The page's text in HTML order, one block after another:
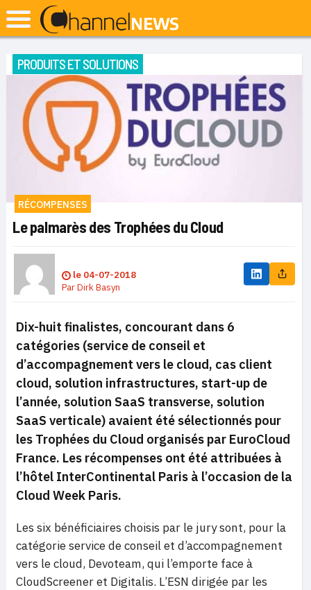
PRODUITS ET SOLUTIONS
RÉCOMPENSES
Le palmarès des Trophées du Cloud
le 04-07-2018
ParDirk Basyn
Dix-huit finalistes, concourant dans 6
catégories (service de conseil et
d’accompagnement vers le cloud, cas client
cloud, solution infrastructures, start-up de
l’année, solution SaaS transverse, solution
SaaS verticale) avaient été sélectionnés pour
les Trophées du Cloud organisés par EuroCloud
France. Les récompenses ont été attribuées à
l’hôtel InterContinental Paris à l’occasion de la
Cloud Week Paris.
Les six bénéficiaires choisis par le jury sont, pour la
catégorie service de conseil et d’accompagnement
vers le cloud, Devoteam, qui l’emporte face à
CloudScreener et Digitalis. L’ESN dirigée par les